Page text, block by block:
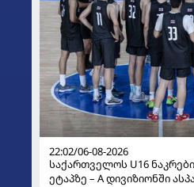
22:02/06-08-2026
საქართველოს U16
ეტაპზე – A დივიზიონში